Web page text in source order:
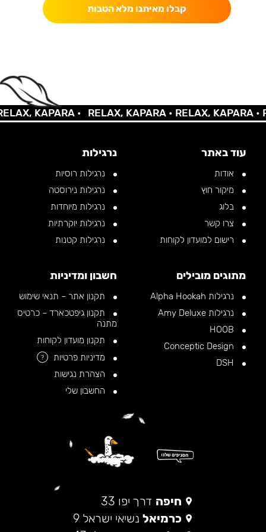
קבלו מאיתנו מלא הטבות
KAPARA • RELAX, KAPARA •RELAX, KAPARA •
עוד באתר
אודות
מיקור חוץ
בלוג
צרו קשר
רישום למועדון לקוחות
נרגילות
נרגילות רוסיות
נרגילות נירוסטה
נרגילות מיוחדות
נרגילות יוקרתיות
נרגילות קטנות
מתוגים מובילים
נרגילות Alpha Hookah
נרגילות Amy Deluxe
חשבון ומדיניות
תקנון אתר – תנאי שימוש
תקנון גיפטכארד – כרטיס
מתנה
תקנון מועדון לקוחות
מדיניות פרטיות
?
הצהרת נגישות
החשבון שלי
חיפה דרך יפו 33
כרמיאל נשיאי ישראל 9